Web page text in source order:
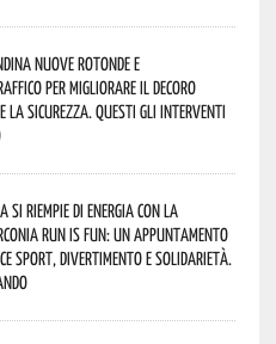
nuove rotonde e
per migliorare il decoro
la sicurezza. Questi gli interventi
si riempie di energia con la
Run is Fun: un appuntamento
sport, divertimento e solidarietà.